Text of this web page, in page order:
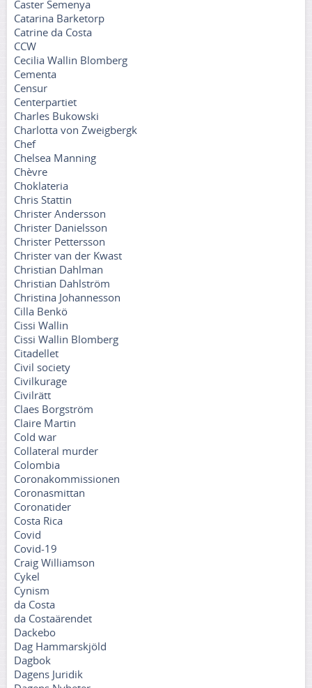
Caster Semenya
Catarina Barketorp
Catrine da Costa
CCW
Cecilia Wallin Blomberg
Cementa
Censur
Centerpartiet
Charles Bukowski
Charlotta von Zweigbergk
Chef
Chelsea Manning
Chèvre
Choklateria
Chris Stattin
Christer Andersson
Christer Danielsson
Christer Pettersson
Christer van der Kwast
Christian Dahlman
Christian Dahlström
Christina Johannesson
Cilla Benkö
Cissi Wallin
Cissi Wallin Blomberg
Citadellet
Civil society
Civilkurage
Civilrätt
Claes Borgström
Claire Martin
Cold war
Collateral murder
Colombia
Coronakommissionen
Coronasmittan
Coronatider
Costa Rica
Covid
Covid-19
Craig Williamson
Cykel
Cynism
da Costa
da Costaärendet
Dackebo
Dag Hammarskjöld
Dagbok
Dagens Juridik